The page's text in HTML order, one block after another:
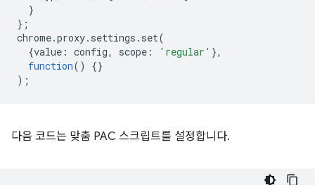
}
};
chrome.proxy. settings . set(
{value : config, scope : 'regular' },
function()
{}
);
다음 코드는 맞춤 PAC 스크립트를 설정합니다.